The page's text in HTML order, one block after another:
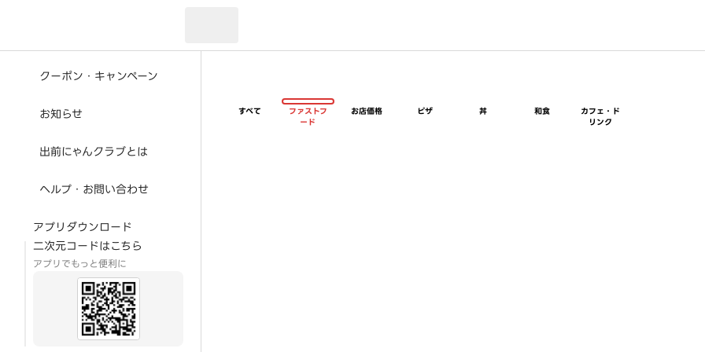
クーポン・キャンペーン
お知らせ
出前にゃんクラブとは
ヘルプ・お問い合わせ
アプリダウンロード
二次元コードはこちら
アプリでもっと便利に
すべて
ファストフ
ード
お店価格 ピザ 丼 和食
カフェ・ド
リンク